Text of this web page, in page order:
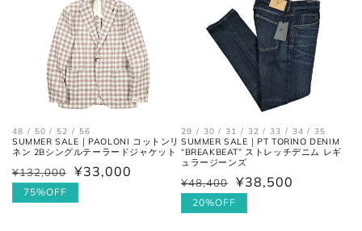
48 / 50 / 52 / 56
SUMMER SALE｜PAOLONI コットンリ
ネン 2Bシングルテーラードジャケット
通
常
¥132,000
セ
ー
¥33,000
75%OFF
29 / 30 / 31 / 32 / 33 / 34 / 35
SUMMER SALE｜PT TORINO DENIM
“BREAKBEAT” ストレッチデニム レギ
ュラージーンズ
通
常
¥48,400
セ
ー
¥38,500
20%OFF